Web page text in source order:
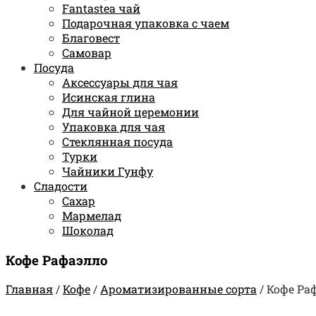
Fantastea чай
Подарочная упаковка с чаем
Благовест
Самовар
Посуда
Аксессуары для чая
Исинская глина
Для чайной церемонии
Упаковка для чая
Стеклянная посуда
Турки
Чайники Гунфу
Сладости
Сахар
Мармелад
Шоколад
Кофе Рафаэлло
Главная/Кофе/Ароматизированные сорта/Кофе